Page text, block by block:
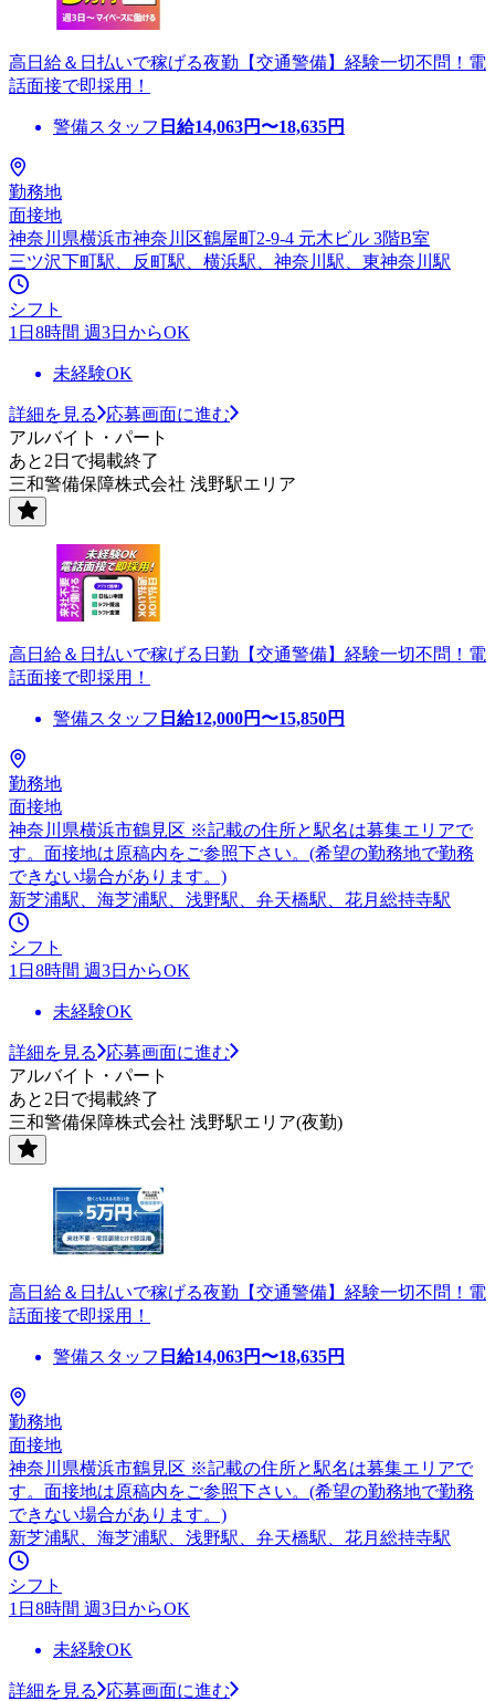
高日給＆日払いで稼げる夜勤【交通警備】経験一切不問！電
話面接で即採用！
警備スタッフ 日給14,063円〜18,635円
勤務地
面接地
神奈川県横浜市神奈川区鶴屋町2-9-4 元木ビル 3階B室
三ツ沢下町駅、反町駅、横浜駅、神奈川駅、東神奈川駅
シフト
1日8時間 週3日からOK
未経験OK
詳細を見る
応募画面に進む
アルバイト・パート
あと2日で掲載終了
三和警備保障株式会社 浅野駅エリア
高日給＆日払いで稼げる日勤【交通警備】経験一切不問！電
話面接で即採用！
警備スタッフ 日給12,000円〜15,850円
勤務地
面接地
神奈川県横浜市鶴見区 ※記載の住所と駅名は募集エリアで
す。面接地は原稿内をご参照下さい。(希望の勤務地で勤務
できない場合があります。)
新芝浦駅、海芝浦駅、浅野駅、弁天橋駅、花月総持寺駅
シフト
1日8時間 週3日からOK
未経験OK
詳細を見る
応募画面に進む
アルバイト・パート
あと2日で掲載終了
三和警備保障株式会社 浅野駅エリア(夜勤)
高日給＆日払いで稼げる夜勤【交通警備】経験一切不問！電
話面接で即採用！
警備スタッフ 日給14,063円〜18,635円
勤務地
面接地
神奈川県横浜市鶴見区 ※記載の住所と駅名は募集エリアで
す。面接地は原稿内をご参照下さい。(希望の勤務地で勤務
できない場合があります。)
新芝浦駅、海芝浦駅、浅野駅、弁天橋駅、花月総持寺駅
シフト
1日8時間 週3日からOK
未経験OK
詳細を見る
応募画面に進む